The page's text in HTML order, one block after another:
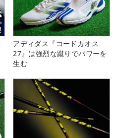
アディダス『コードカオス
27』は強烈な蹴りでパワーを
生む